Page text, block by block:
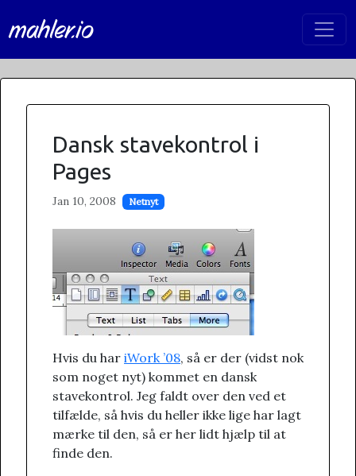
mahler.io
Dansk stavekontrol i
Pages
Jan 10, 2008 Netnyt
Hvis du har iWork ’08, så er der (vidst nok
som noget nyt) kommet en dansk
stavekontrol. Jeg faldt over den ved et
tilfælde, så hvis du heller ikke lige har lagt
mærke til den, så er her lidt hjælp til at
finde den.